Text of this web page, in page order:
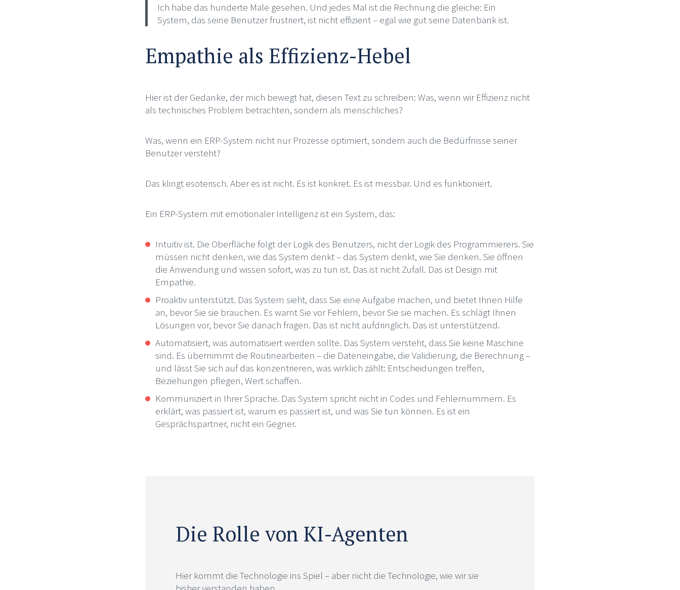
Ich habe das hunderte Male gesehen. Und jedes Mal ist die Rechnung die gleiche: Ein
System, das seine Benutzer frustriert, ist nicht effizient – egal wie gut seine Datenbank ist.
Empathie als Effizienz-Hebel
Hier ist der Gedanke, der mich bewegt hat, diesen Text zu schreiben: Was, wenn wir Effizienz nicht
als technisches Problem betrachten, sondern als menschliches?
Was, wenn ein ERP-System nicht nur Prozesse optimiert, sondern auch die Bedürfnisse seiner
Benutzer versteht?
Das klingt esoterisch. Aber es ist nicht. Es ist konkret. Es ist messbar. Und es funktioniert.
Ein ERP-System mit emotionaler Intelligenz ist ein System, das:
Intuitiv ist. Die Oberfläche folgt der Logik des Benutzers, nicht der Logik des Programmierers. Sie
müssen nicht denken, wie das System denkt – das System denkt, wie Sie denken. Sie öffnen
die Anwendung und wissen sofort, was zu tun ist. Das ist nicht Zufall. Das ist Design mit
Empathie.
Proaktiv unterstützt. Das System sieht, dass Sie eine Aufgabe machen, und bietet Ihnen Hilfe
an, bevor Sie sie brauchen. Es warnt Sie vor Fehlern, bevor Sie sie machen. Es schlägt Ihnen
Lösungen vor, bevor Sie danach fragen. Das ist nicht aufdringlich. Das ist unterstützend.
Automatisiert, was automatisiert werden sollte. Das System versteht, dass Sie keine Maschine
sind. Es übernimmt die Routinearbeiten – die Dateneingabe, die Validierung, die Berechnung –
und lässt Sie sich auf das konzentrieren, was wirklich zählt: Entscheidungen treffen,
Beziehungen pflegen, Wert schaffen.
Kommuniziert in Ihrer Sprache. Das System spricht nicht in Codes und Fehlernummern. Es
erklärt, was passiert ist, warum es passiert ist, und was Sie tun können. Es ist ein
Gesprächspartner, nicht ein Gegner.
Die Rolle von KI-Agenten
Hier kommt die Technologie ins Spiel – aber nicht die Technologie, wie wir sie